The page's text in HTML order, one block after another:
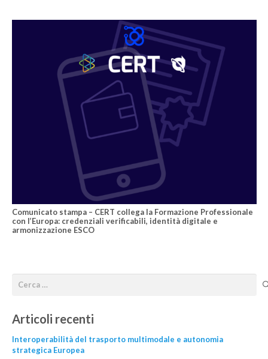
Comunicato stampa – CERT collega la Formazione Professionale
con l’Europa: credenziali verificabili, identità digitale e
armonizzazione ESCO
Articoli recenti
Interoperabilità del trasporto multimodale e autonomia
strategica Europea